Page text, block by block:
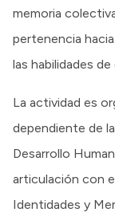
memoria
pertenencia
las habilidades
La actividad es
dependiente de
Desarrollo
articulación con
Identidades y